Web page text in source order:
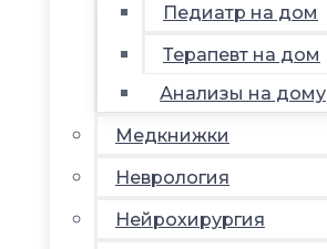
Педиатр на дом
Терапевт на дом
Анализы на дому
Медкнижки
Неврология
Нейрохирургия